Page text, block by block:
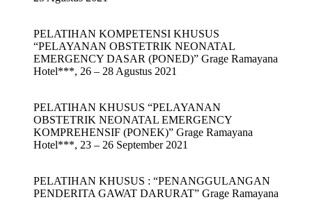
PELATIHAN KOMPETENSI KHUSUS
“PELAYANAN OBSTETRIK NEONATAL
EMERGENCY DASAR (PONED)” Grage Ramayana
Hotel***, 26 – 28 Agustus 2021
PELATIHAN KHUSUS “PELAYANAN
OBSTETRIK NEONATAL EMERGENCY
KOMPREHENSIF (PONEK)” Grage Ramayana
Hotel***, 23 – 26 September 2021
PELATIHAN KHUSUS : “PENANGGULANGAN
PENDERITA GAWAT DARURAT” Grage Ramayana